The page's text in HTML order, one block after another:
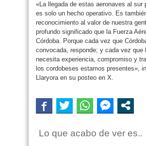
«La llegada de estas aeronaves al sur
es solo un hecho operativo. Es
reconocimiento al valor de nuestra
profundo significado que la Fuerza
Córdoba. Porque cada vez que
convocada, responde; y cada vez que
necesita experiencia, compromiso y
los cordobeses estamos presentes»,
Llaryora en su posteo en X.
Lo que acabo de ver es..